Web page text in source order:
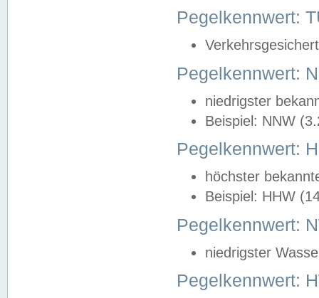
Pegelkennwert:
Pegelkennwert:
niedrigster
Beispiel: NNW
Pegelkennwert:
höchster
Beispiel: HHW
Pegelkennwert:
niedrigster
Pegelkennwert: